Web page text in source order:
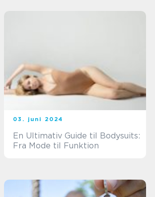
03. juni 2024
En Ultimativ Guide til Bodysuits:
Fra Mode til Funktion